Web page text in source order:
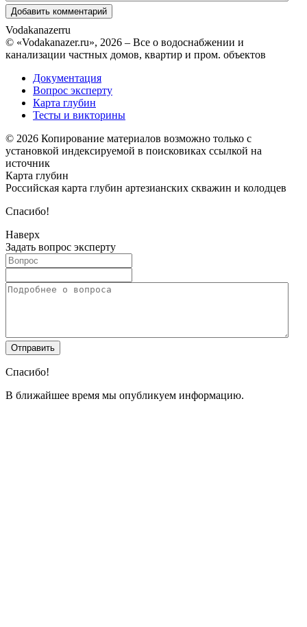
Vodakanazerru
© «Vodakanazer.ru», 2026 – Все о водоснабжении и
канализации частных домов, квартир и пром. объектов
Документация
Вопрос эксперту
Карта глубин
Тесты и викторины
© 2026 Копирование материалов возможно только с
установкой индексируемой в поисковиках ссылкой на
источник
Карта глубин
Российская карта глубин артезианских скважин и колодцев
Спасибо!
Наверх
Задать вопрос эксперту
Спасибо!
В ближайшее время мы опубликуем информацию.